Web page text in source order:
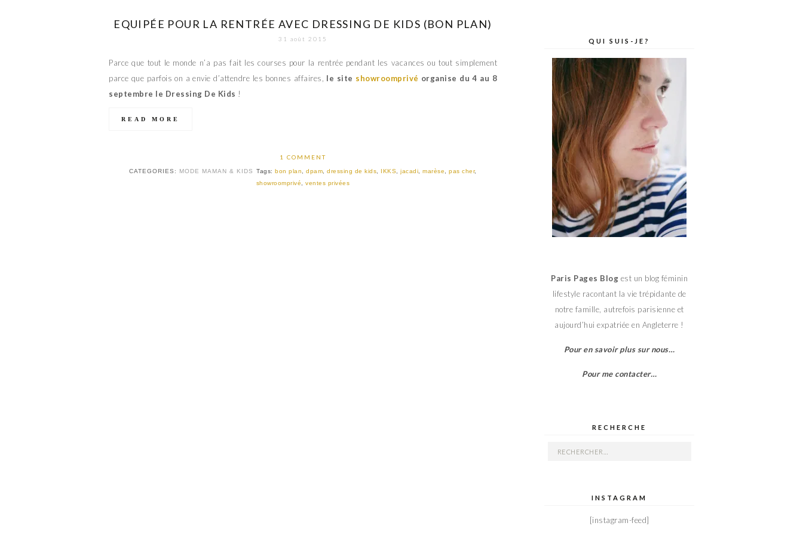
EQUIPÉE POUR LA RENTRÉE AVEC DRESSING DE KIDS (BON PLAN)
31 août 2015
Parce que tout le monde n’a pas fait les courses pour la rentrée pendant les vacances ou tout simplement
parce que parfois on a envie d’attendre les bonnes affaires, le site showroomprivé organise du 4 au 8
septembre le Dressing De Kids !
READ MORE
1 COMMENT
CATEGORIES: MODE MAMAN & KIDS Tags:bon plan ,dpam ,dressing de kids IKKS ,jacadi ,marèse ,pas cher,
showroomprivé
,ventes privées
QUI SUIS-JE?
Paris Pages Blog est un blog féminin
lifestyle racontant la vie trépidante de
notre famille, autrefois parisienne et
aujourd’hui expatriée en Angleterre !
Pour en savoir plus sur nous…
Pour me contacter…
RECHERCHE
Rechercher :
INSTAGRAM
[instagram-feed]